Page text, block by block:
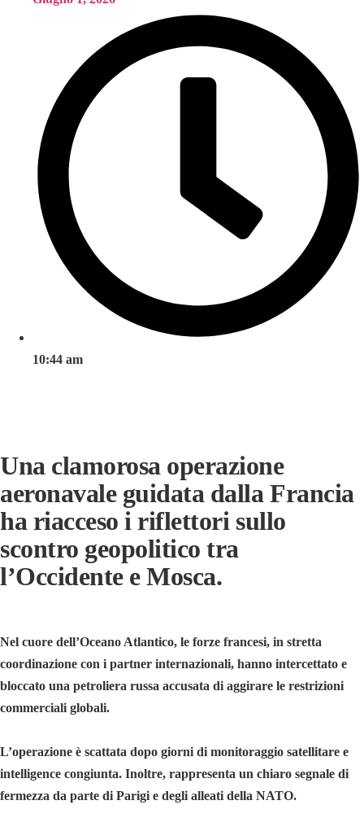
10:44 am
Una clamorosa operazione
aeronavale guidata dalla Francia
ha riacceso i riflettori sullo
scontro geopolitico tra
l’Occidente e Mosca.
Nel cuore dell’Oceano Atlantico, le forze francesi, in stretta
coordinazione con i partner internazionali, hanno intercettato e
bloccato una petroliera russa accusata di aggirare le restrizioni
commerciali globali.
L’operazione è scattata dopo giorni di monitoraggio satellitare e
intelligence congiunta. Inoltre, rappresenta un chiaro segnale di
fermezza da parte di Parigi e degli alleati della NATO.